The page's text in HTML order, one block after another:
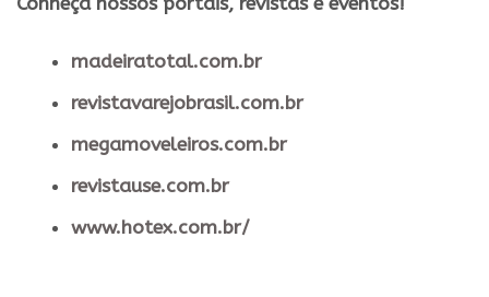
madeiratotal.com.br
revistavarejobrasil.com.br
megamoveleiros.com.br
revistause.com.br
www.hotex.com.br/